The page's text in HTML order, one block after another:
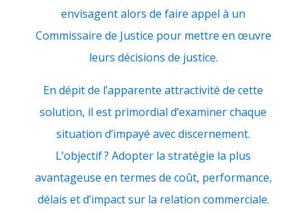
envisagent alors de faire appel à un
Commissaire de Justice pour mettre en œuvre
leurs décisions de justice.
En dépit de l’apparente attractivité de cette
solution, il est primordial d’examiner chaque
situation d’impayé avec discernement.
L’objectif ? Adopter la stratégie la plus
avantageuse en termes de coût, performance,
délais et d’impact sur la relation commerciale.